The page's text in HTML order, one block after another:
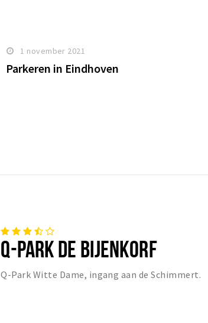
1 november 2021
Parkeren in Eindhoven
Q-PARK DE BIJENKORF
Q-Park Witte Dame, ingang aan de Schimmert.